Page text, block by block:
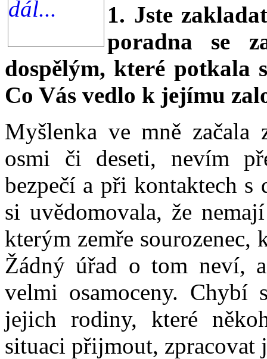
1. Jste
poradna se
dospělým, které potkala
Co Vás vedlo k jejímu
Myšlenka ve mně
osmi či deseti, nevím
bezpečí a při kontaktech s
si uvědomovala, že
kterým zemře sourozenec,
Žádný úřad o tom neví,
velmi osamoceny. Chybí
jejich rodiny, které
situaci přijmout, zpracovat